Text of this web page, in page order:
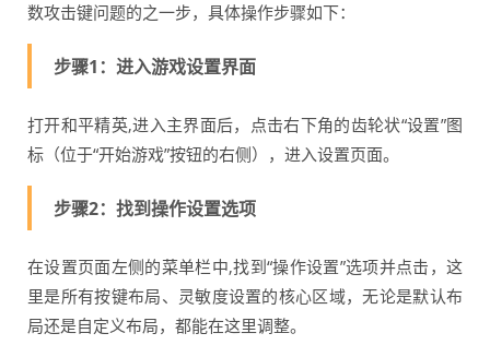
数攻击键问题的之一步，具体操作步骤如下：
步骤1：进入游戏设置界面
打开和平精英,进入主界面后，点击右下角的齿轮状“设置”图
标（位于“开始游戏”按钮的右侧），进入设置页面。
步骤2：找到操作设置选项
在设置页面左侧的菜单栏中,找到“操作设置”选项并点击，这
里是所有按键布局、灵敏度设置的核心区域，无论是默认布
局还是自定义布局，都能在这里调整。